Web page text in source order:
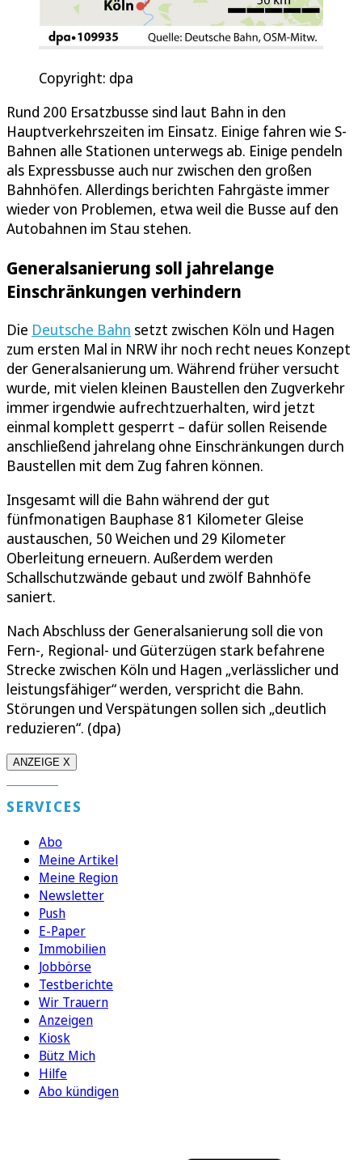
Copyright: dpa
Rund 200 Ersatzbusse sind laut Bahn in den
Hauptverkehrszeiten im Einsatz. Einige fahren wie S-
Bahnen alle Stationen unterwegs ab. Einige pendeln
als Expressbusse auch nur zwischen den großen
Bahnhöfen. Allerdings berichten Fahrgäste immer
wieder von Problemen, etwa weil die Busse auf den
Autobahnen im Stau stehen.
Generalsanierung soll jahrelange
Einschränkungen verhindern
Die Deutsche Bahn setzt zwischen Köln und Hagen
zum ersten Mal in NRW ihr noch recht neues Konzept
der Generalsanierung um. Während früher versucht
wurde, mit vielen kleinen Baustellen den Zugverkehr
immer irgendwie aufrechtzuerhalten, wird jetzt
einmal komplett gesperrt – dafür sollen Reisende
anschließend jahrelang ohne Einschränkungen durch
Baustellen mit dem Zug fahren können.
Insgesamt will die Bahn während der gut
fünfmonatigen Bauphase 81 Kilometer Gleise
austauschen, 50 Weichen und 29 Kilometer
Oberleitung erneuern. Außerdem werden
Schallschutzwände gebaut und zwölf Bahnhöfe
saniert.
Nach Abschluss der Generalsanierung soll die von
Fern-, Regional- und Güterzügen stark befahrene
Strecke zwischen Köln und Hagen „verlässlicher und
leistungsfähiger“ werden, verspricht die Bahn.
Störungen und Verspätungen sollen sich „deutlich
reduzieren“. (dpa)
ANZEIGE X
SERVICES
Abo
Meine Artikel
Meine Region
Newsletter
Push
E-Paper
Immobilien
Jobbörse
Testberichte
Wir Trauern
Anzeigen
Kiosk
Bütz Mich
Hilfe
Abo kündigen